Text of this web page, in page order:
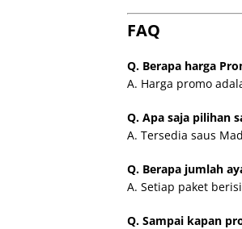
FAQ
Q. Berapa harga
A. Harga promo
Q. Apa saja pilihan
A. Tersedia saus
Q. Berapa jumlah
A. Setiap paket
Q. Sampai kapan